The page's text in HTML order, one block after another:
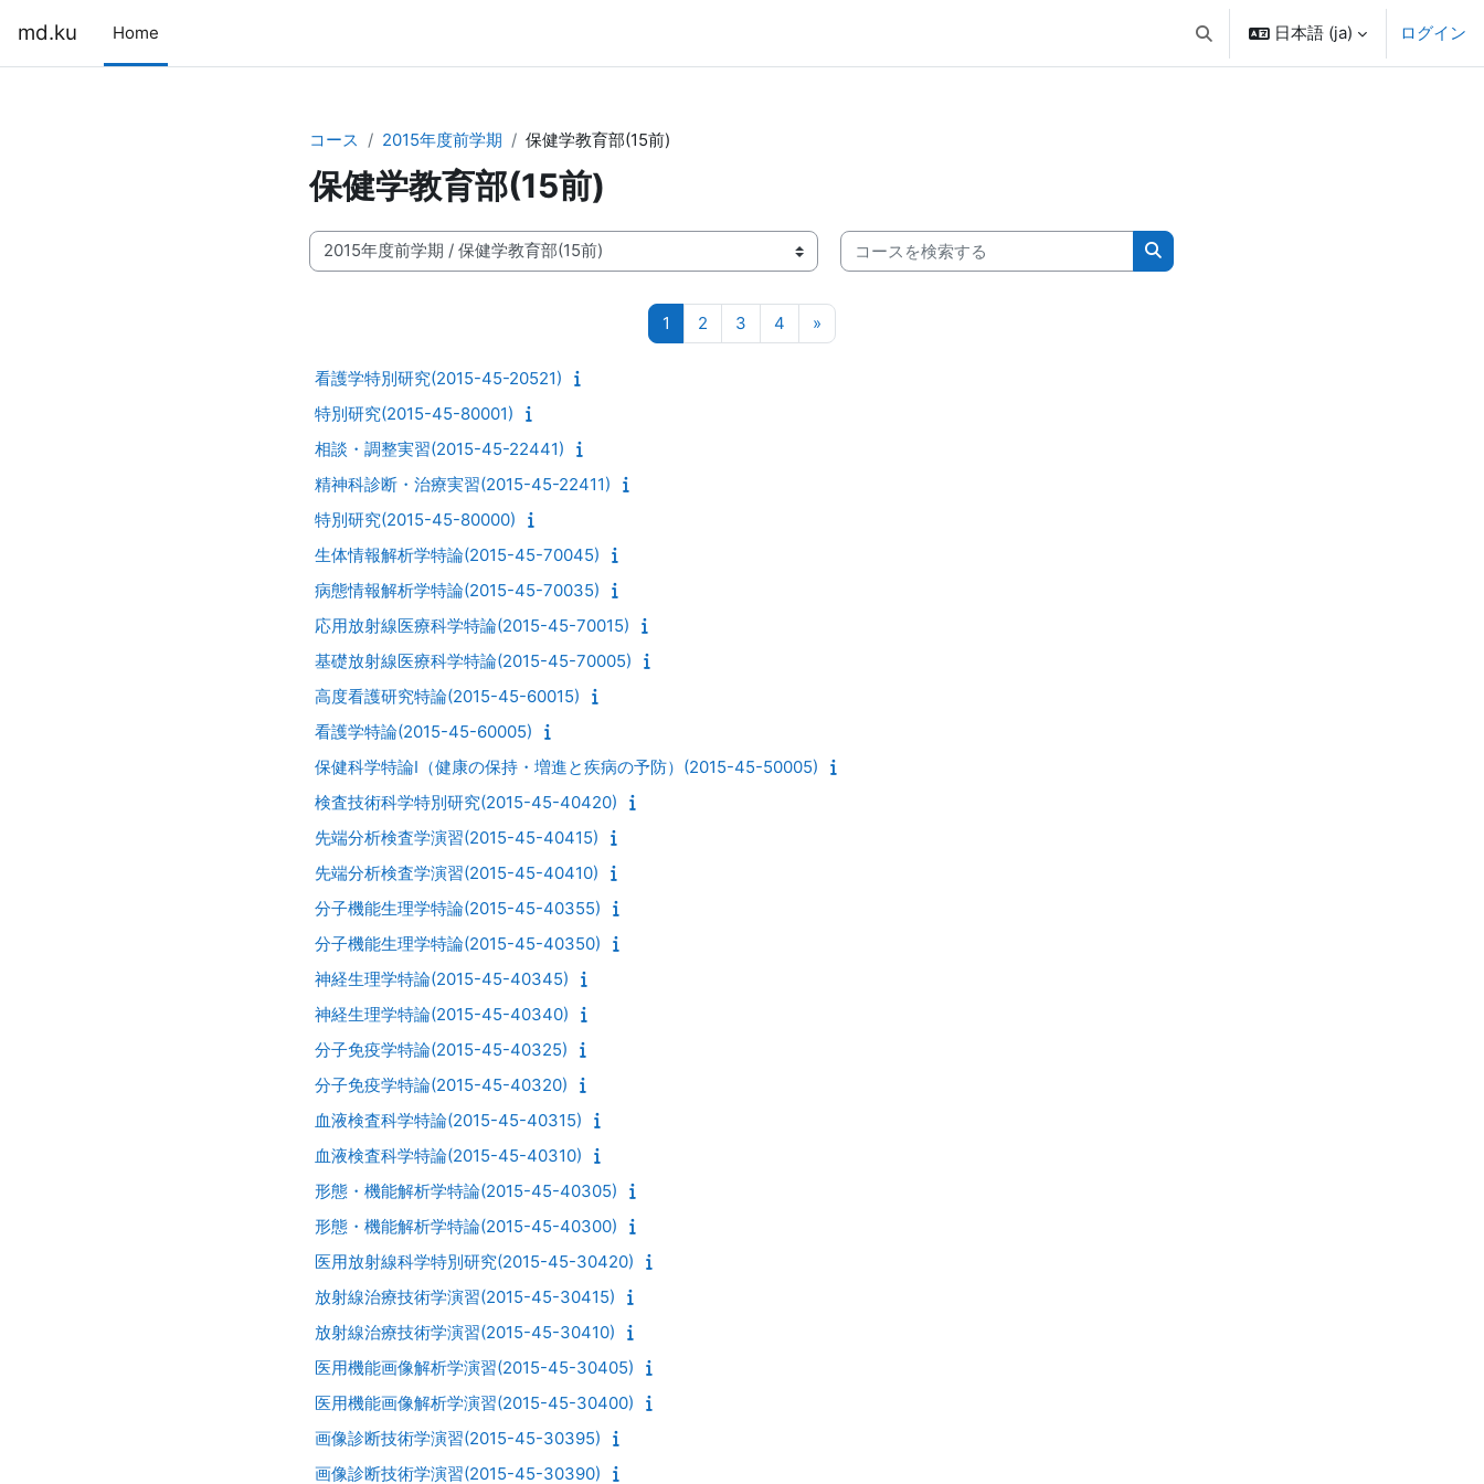
md.ku Home 検索入力に切り替える
日本語 ‎(ja)‎ ログイン
コース 2015年度前学期 保健学教育部(15前)
保健学教育部(15前)
コースカテゴリ
コースを検索する
コースを検索する
1 ページ 1
2 ページ 2
3 ページ 3
4 ページ 4
»
看護学特別研究(2015-45-20521)
特別研究(2015-45-80001)
相談・調整実習(2015-45-22441)
精神科診断・治療実習(2015-45-22411)
特別研究(2015-45-80000)
生体情報解析学特論(2015-45-70045)
病態情報解析学特論(2015-45-70035)
応用放射線医療科学特論(2015-45-70015)
基礎放射線医療科学特論(2015-45-70005)
高度看護研究特論(2015-45-60015)
看護学特論(2015-45-60005)
保健科学特論I（健康の保持・増進と疾病の予防）(2015-45-50005)
検査技術科学特別研究(2015-45-40420)
先端分析検査学演習(2015-45-40415)
先端分析検査学演習(2015-45-40410)
分子機能生理学特論(2015-45-40355)
分子機能生理学特論(2015-45-40350)
神経生理学特論(2015-45-40345)
神経生理学特論(2015-45-40340)
分子免疫学特論(2015-45-40325)
分子免疫学特論(2015-45-40320)
血液検査科学特論(2015-45-40315)
血液検査科学特論(2015-45-40310)
形態・機能解析学特論(2015-45-40305)
形態・機能解析学特論(2015-45-40300)
医用放射線科学特別研究(2015-45-30420)
放射線治療技術学演習(2015-45-30415)
放射線治療技術学演習(2015-45-30410)
医用機能画像解析学演習(2015-45-30405)
医用機能画像解析学演習(2015-45-30400)
画像診断技術学演習(2015-45-30395)
画像診断技術学演習(2015-45-30390)